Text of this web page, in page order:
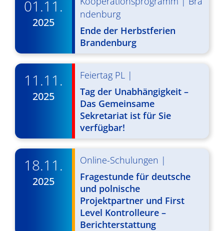
i
g
t
n
01.11.
2025
ndenburg
Ende der Herbstferien
Brandenburg
11.11.
2025
Feiertag PL |
Tag der Unabhängigkeit –
Das Gemeinsame
Sekretariat ist für Sie
verfügbar!
18.11.
2025
Online-Schulungen |
Fragestunde für deutsche
und polnische
Projektpartner und First
Level Kontrolleure –
Berichterstattung